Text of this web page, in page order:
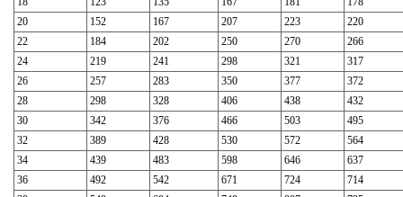
20
152 167 207 223
220
22
184 202 250 270
266
24
219 241 298 321
317
26
257 283 350 377
372
28
298 328 406 438
432
30
342 376 466 503
495
32
389 428 530 572
564
34
439 483 598 646
637
36
492 542 671 724
714